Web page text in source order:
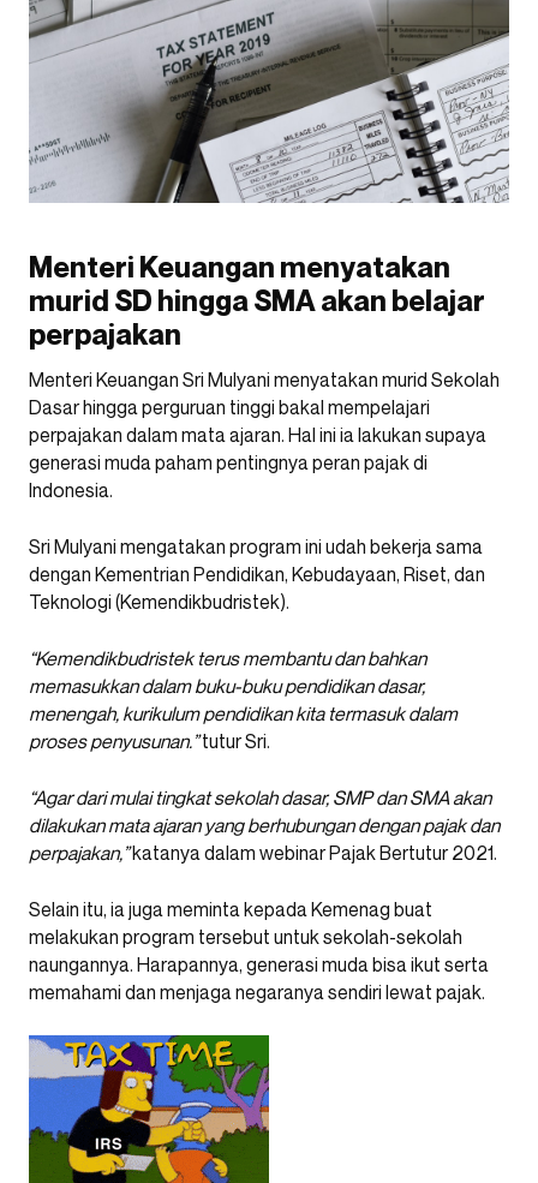
Menteri Keuangan menyatakan
murid SD hingga SMA akan belajar
perpajakan
Menteri Keuangan Sri Mulyani menyatakan murid Sekolah
Dasar hingga perguruan tinggi bakal mempelajari
perpajakan dalam mata ajaran. Hal ini ia lakukan supaya
generasi muda paham pentingnya peran pajak di
Indonesia.
Sri Mulyani mengatakan program ini udah bekerja sama
dengan Kementrian Pendidikan, Kebudayaan, Riset, dan
Teknologi (Kemendikbudristek).
“Kemendikbudristek terus membantu dan bahkan
memasukkan dalam buku-buku pendidikan dasar,
menengah, kurikulum pendidikan kita termasuk dalam
proses penyusunan.”tutur Sri.
“Agar dari mulai tingkat sekolah dasar, SMP dan SMA akan
dilakukan mata ajaran yang berhubungan dengan pajak dan
perpajakan,”katanya dalam webinar Pajak Bertutur 2021.
Selain itu, ia juga meminta kepada Kemenag buat
melakukan program tersebut untuk sekolah-sekolah
naungannya. Harapannya, generasi muda bisa ikut serta
memahami dan menjaga negaranya sendiri lewat pajak.